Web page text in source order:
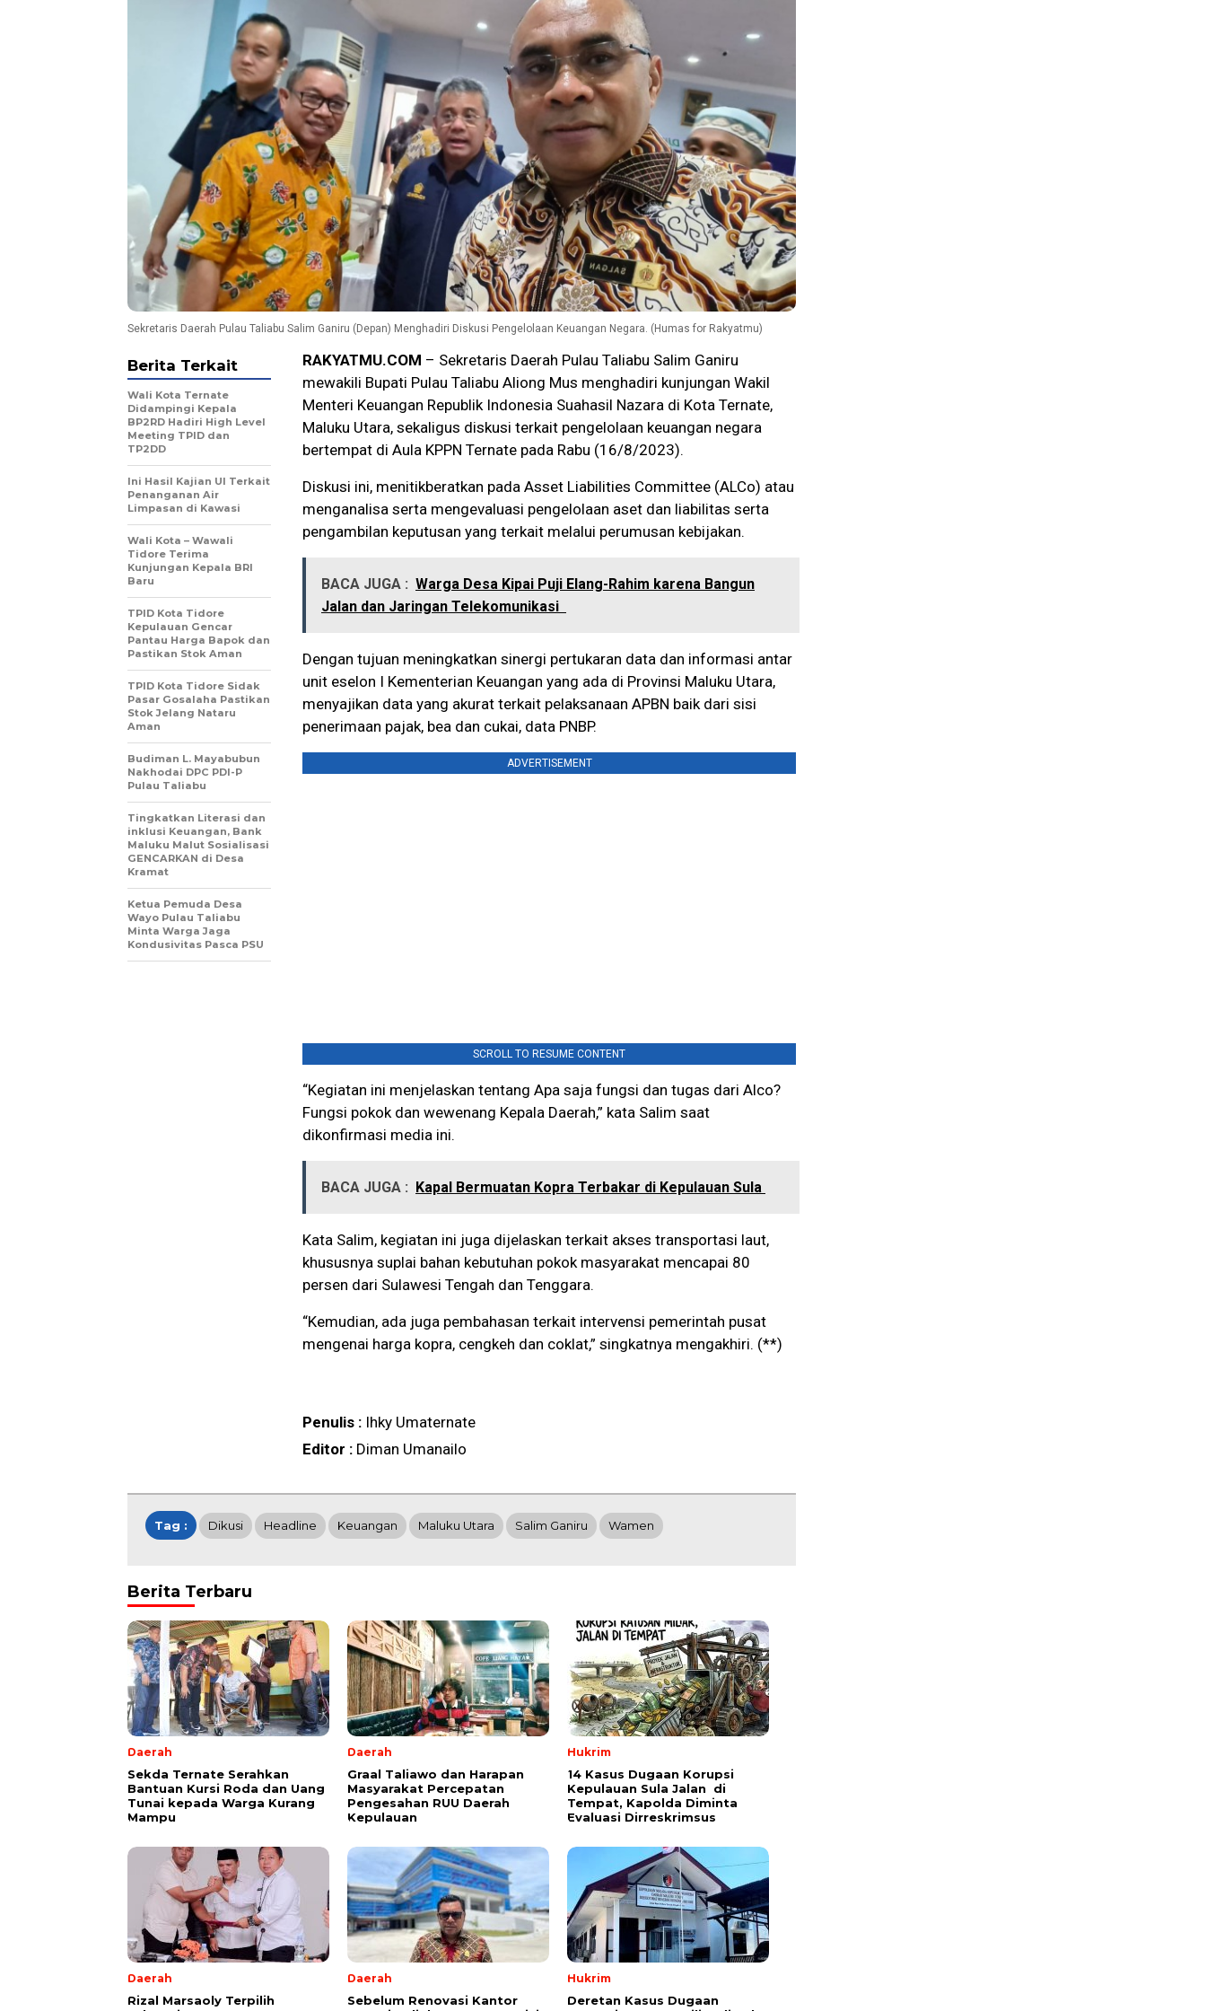
Sekretaris Daerah Pulau Taliabu Salim Ganiru (Depan) Menghadiri Diskusi Pengelolaan Keuangan Negara. (Humas for Rakyatmu)
RAKYATMU.COM – Sekretaris Daerah Pulau Taliabu Salim Ganiru
mewakili Bupati Pulau Taliabu Aliong Mus menghadiri kunjungan Wakil
Menteri Keuangan Republik Indonesia Suahasil Nazara di Kota Ternate,
Maluku Utara, sekaligus diskusi terkait pengelolaan keuangan negara
bertempat di Aula KPPN Ternate pada Rabu (16/8/2023).
Diskusi ini, menitikberatkan pada Asset Liabilities Committee (ALCo) atau
menganalisa serta mengevaluasi pengelolaan aset dan liabilitas serta
pengambilan keputusan yang terkait melalui perumusan kebijakan.
BACA JUGA : Warga Desa Kipai Puji Elang-Rahim karena Bangun
Jalan dan Jaringan Telekomunikasi
Dengan tujuan meningkatkan sinergi pertukaran data dan informasi antar
unit eselon I Kementerian Keuangan yang ada di Provinsi Maluku Utara,
menyajikan data yang akurat terkait pelaksanaan APBN baik dari sisi
penerimaan pajak, bea dan cukai, data PNBP.
ADVERTISEMENT
SCROLL TO RESUME CONTENT
“Kegiatan ini menjelaskan tentang Apa saja fungsi dan tugas dari Alco?
Fungsi pokok dan wewenang Kepala Daerah,” kata Salim saat
dikonfirmasi media ini.
BACA JUGA : Kapal Bermuatan Kopra Terbakar di Kepulauan Sula
Kata Salim, kegiatan ini juga dijelaskan terkait akses transportasi laut,
khususnya suplai bahan kebutuhan pokok masyarakat mencapai 80
persen dari Sulawesi Tengah dan Tenggara.
“Kemudian, ada juga pembahasan terkait intervensi pemerintah pusat
mengenai harga kopra, cengkeh dan coklat,” singkatnya mengakhiri. (**)
Penulis : Ihky Umaternate
Editor : Diman Umanailo
Berita Terkait
Wali Kota Ternate
Didampingi Kepala
BP2RD Hadiri High Level
Meeting TPID dan
TP2DD
Ini Hasil Kajian UI Terkait
Penanganan Air
Limpasan di Kawasi
Wali Kota – Wawali
Tidore Terima
Kunjungan Kepala BRI
Baru
TPID Kota Tidore
Kepulauan Gencar
Pantau Harga Bapok dan
Pastikan Stok Aman
TPID Kota Tidore Sidak
Pasar Gosalaha Pastikan
Stok Jelang Nataru
Aman
Budiman L. Mayabubun
Nakhodai DPC PDI-P
Pulau Taliabu
Tingkatkan Literasi dan
inklusi Keuangan, Bank
Maluku Malut Sosialisasi
GENCARKAN di Desa
Kramat
Ketua Pemuda Desa
Wayo Pulau Taliabu
Minta Warga Jaga
Kondusivitas Pasca PSU
Tag : Dikusi Headline Keuangan Maluku Utara Salim Ganiru Wamen
Berita Terbaru
Daerah
Sekda Ternate Serahkan
Bantuan Kursi Roda dan Uang
Tunai kepada Warga Kurang
Mampu
Daerah
Graal Taliawo dan Harapan
Masyarakat Percepatan
Pengesahan RUU Daerah
Kepulauan
Hukrim
14 Kasus Dugaan Korupsi
Kepulauan Sula Jalan di
Tempat, Kapolda Diminta
Evaluasi Dirreskrimsus
Daerah
Rizal Marsaoly Terpilih
Daerah
Sebelum Renovasi Kantor
Hukrim
Deretan Kasus Dugaan